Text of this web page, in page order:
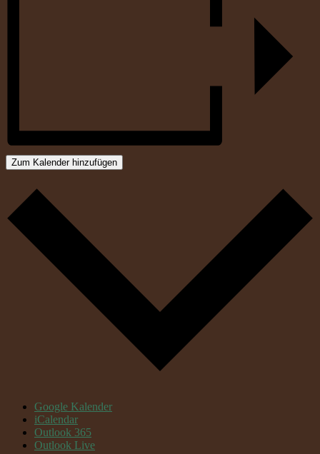
Zum Kalender hinzufügen
Google Kalender
iCalendar
Outlook 365
Outlook Live